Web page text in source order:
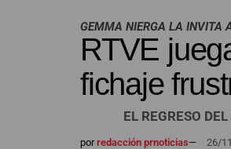
GEMMA NIERGA LA INVITA A
RTVE
fichaje
EL REGRESO
porredacción prnoticias— 26/